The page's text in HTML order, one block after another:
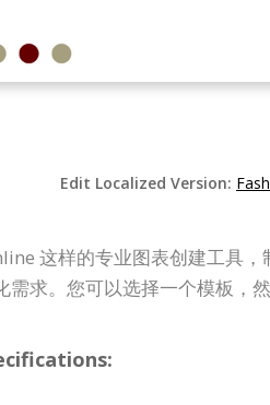
Edit Localized Version:
这样的专业图表创建工具，
求。您可以选择一个模板，